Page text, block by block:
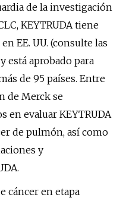
de la investigación
KEYTRUDA tiene
EE. UU. (consulte las
está aprobado para
de 95 países. Entre
de Merck se
en evaluar KEYTRUDA
de pulmón, así como
y
cáncer en etapa